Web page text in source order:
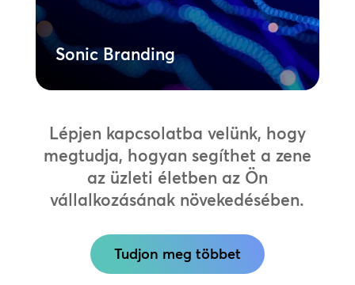
Sonic Branding
Tudjon meg többet
Lépjen kapcsolatba velünk, hogy
megtudja, hogyan segíthet a zene
az üzleti életben az Ön
vállalkozásának növekedésében.
Tudjon meg többet